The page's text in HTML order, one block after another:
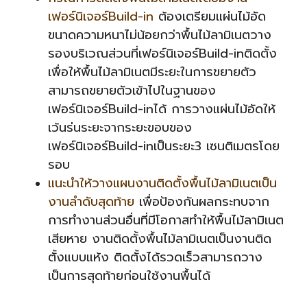
เฟอร์นิเจอร์Build-in ต้องเตรียมแผ่นไม้อัด
ขนาดความหนาไม่น้อยกว่าพื้นไม้ลามิเนตวาง
รองบริเวณส่วนที่เฟอร์นิเจอร์Build-inติดตั้ง
เพื่อให้พื้นไม้ลามิเนตมีระยะในการขยายตัว
สามารถขยายตัวเข้าไปในฐานของ
เฟอร์นิเจอร์Build-inได้ การวางแผ่นไม้อัดให้
เว้นร่นระยะจากระยะขอบของ
เฟอร์นิเจอร์Build-inเป็นระยะ3 เซนติเมตรโดย
รอบ
แนะนำให้วางแผนงานติดตั้งพื้นไม้ลามิเนตเป็น
งานลำดับสุดท้าย เพื่อป้องกันผลกระทบจาก
การทำงานส่วนอื่นที่มีโอกาสทำให้พื้นไม้ลามิเนต
เสียหาย งานติดตั้งพื้นไม้ลามิเนตเป็นงานติด
ตั้งแบบแห้ง ติดตั้งได้รวดเร็วสามารถวาง
เป็นการสุดท้ายก่อนใช้งานพื้นได้